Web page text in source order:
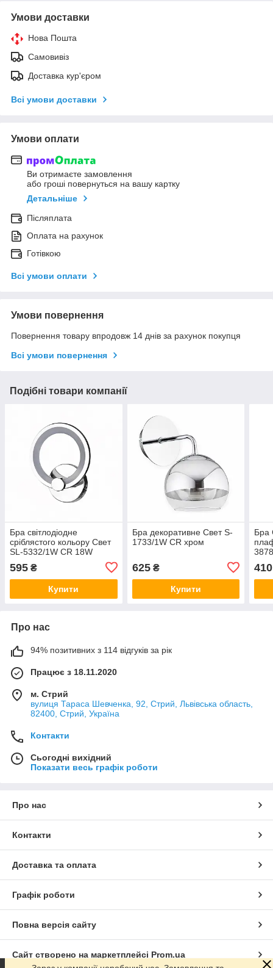
Умови доставки
Нова Пошта
Самовивіз
Доставка кур'єром
Всі умови доставки
Умови оплати
Ви отримаєте замовлення
або гроші повернуться на вашу картку
Детальніше
Післяплата
Оплата на рахунок
Готівкою
Всі умови оплати
Умови повернення
Повернення товару впродовж 14 днів за рахунок покупця
Всі умови повернення
Подібні товари компанії
Бра світлодіодне
сріблястого кольору Свет
SL-5332/1W CR 18W
595 ₴
Купити
Бра декоративне Свет S-
1733/1W CR хром
625₴
Купити
Бра
410
Про нас
94% позитивних з 114 відгуків за рік
Працює з 18.11.2020
м. Стрий
вулиця Тараса Шевченка, 92, Стрий, Львівська область,
82400, Стрий, Україна
Контакти
Сьогодні вихідний
Показати весь графік роботи
Про нас
Контакти
Доставка та оплата
Графік роботи
Повна версія сайту
Сайт створено на маркетплейсі Prom.ua